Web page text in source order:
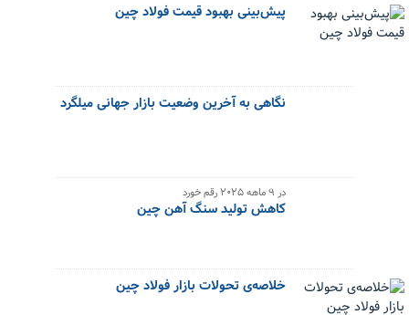
پیش‌بینی بهبود قیمت فولاد چین
نگاهی به آخرین وضعیت بازار جهانی میلگرد
در ۹ ماهه ۲۰۲۵ رقم خورد
کاهش تولید سنگ آهن چین
خلاصه‌ی تحولات بازار فولاد چین